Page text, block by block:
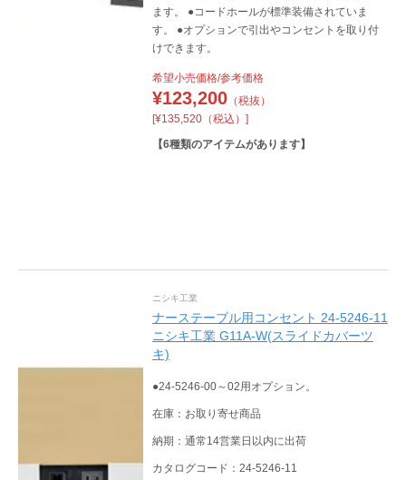
ます。 ●コードホールが標準装備されていま
す。 ●オプションで引出やコンセントを取り付
けできます。
希望小売価格/参考価格
¥123,200（税抜）
[¥135,520（税込）]
【6種類のアイテムがあります】
ニシキ工業
ナーステーブル用コンセント 24-5246-11
ニシキ工業 G11A-W(スライドカバーツ
キ)
●24-5246-00～02用オプション。
在庫：お取り寄せ商品
納期：通常14営業日以内に出荷
カタログコード：24-5246-11